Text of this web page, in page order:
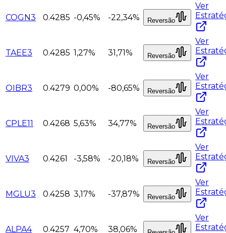
COGN3 0.4285 -0,45% -22,34% Reversão
Ver
TAEE3 0.4285 1,27% 31,71% Reversão
Ver
OIBR3 0.4279 0,00% -80,65% Reversão
Ver
CPLE11 0.4268 5,63% 34,77% Reversão
Ver
VIVA3 0.4261 -3,58% -20,18% Reversão
Ver
MGLU3 0.4258 3,17% -37,87% Reversão
Ver
ALPA4 0.4257 4,70% 38,06%
Ver